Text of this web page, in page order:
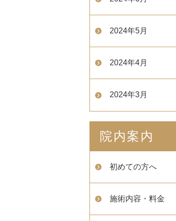
2024年5月
2024年4月
2024年3月
院内案内
初めての方へ
施術内容・料金